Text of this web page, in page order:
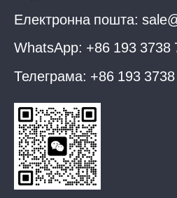
Електронна пошта:
WhatsApp: +86 193 3738
Телеграма: +86 193